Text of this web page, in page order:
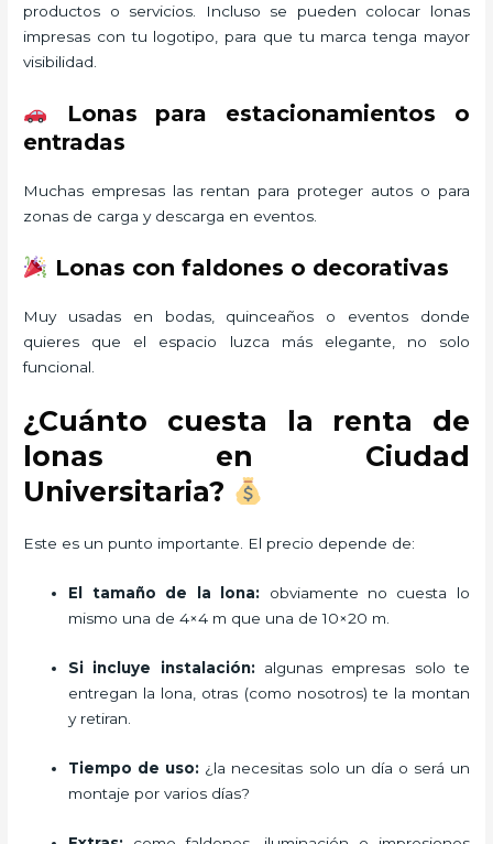
productos o servicios. Incluso se pueden colocar lonas
impresas con tu logotipo, para que tu marca tenga mayor
visibilidad.
Lonas para estacionamientos o
entradas
Muchas empresas las rentan para proteger autos o para
zonas de carga y descarga en eventos.
Lonas con faldones o decorativas
Muy usadas en bodas, quinceaños o eventos donde
quieres que el espacio luzca más elegante, no solo
funcional.
¿Cuánto cuesta la renta de
lonas en Ciudad
Universitaria?
Este es un punto importante. El precio depende de:
El tamaño de la lona: obviamente no cuesta lo
mismo una de 4×4 m que una de 10×20 m.
Si incluye instalación:algunas empresas solo te
entregan la lona, otras (como nosotros) te la montan
y retiran.
Tiempo de uso: ¿la necesitas solo un día o será un
montaje por varios días?